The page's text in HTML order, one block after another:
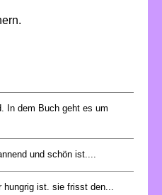
In dem Buch geht es um
und schön ist....
hungrig ist. sie frisst den...